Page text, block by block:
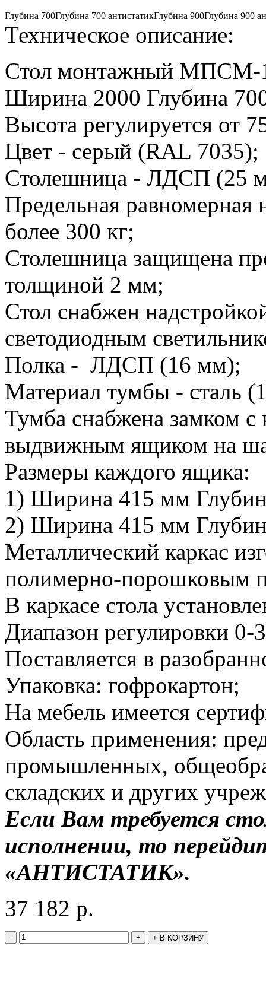
Глубина 700Глубина 700 антистатикГлубина 900Глубина 900
Техническое описание:
Стол монтажный МПСМ-
Ширина 2000 Глубина
Высота регулируется от
Цвет - серый (RAL 7035);
Столешница - ЛДСП (25
Предельная равномерная
более 300 кг;
Столешница защищена
толщиной 2 мм;
Стол снабжен
светодиодным
Полка - ЛДСП (16 мм);
Материал тумбы - сталь
Тумба снабжена замком
выдвижным ящиком на
Размеры каждого ящика:
1) Ширина 415 мм
2) Ширина 415 мм
Металлический каркас
полимерно-порошковым
В каркасе стола
Диапазон регулировки
Поставляется в
Упаковка: гофрокартон;
На мебель имеется
Область применения:
промышленных,
складских и других
Если Вам требуется
исполнении, то
«АНТИСТАТИК».
37 182 р.
- + + В КОРЗИНУ